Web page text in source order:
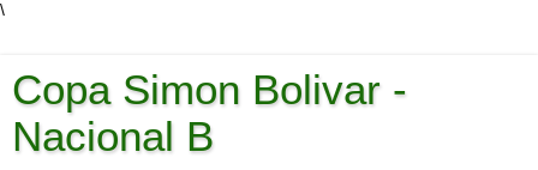
\
Copa Simon Bolivar -
Nacional B